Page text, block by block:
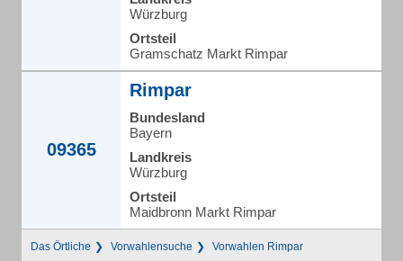
Würzburg
Ortsteil
Gramschatz Markt Rimpar
09365
Rimpar
Bundesland
Bayern
Landkreis
Würzburg
Ortsteil
Maidbronn Markt Rimpar
Das Örtliche Vorwahlensuche Vorwahlen Rimpar